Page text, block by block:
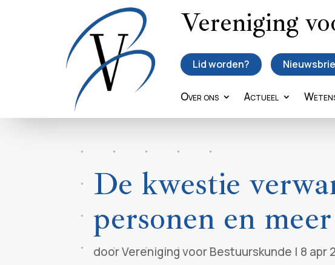
Vereniging
Lid worden?
Over ons Actueel
De kwestie
personen en meer
doorVereniging voor Bestuurskunde | 8 apr